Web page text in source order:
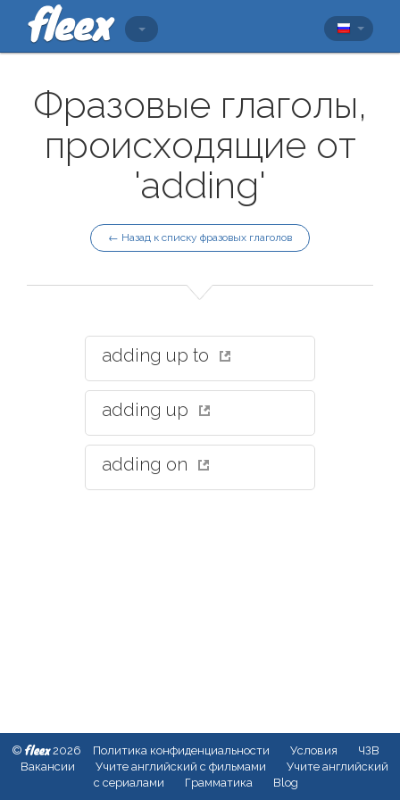
Фразовые глаголы,
происходящие от
'adding'
← Назад к списку фразовых глаголов
adding up to
adding up
adding on
© fleex2026 Политика конфиденциальности Условия
ЧЗВ
Вакансии
Учите английский с фильмами
Учите английский
с сериалами
Грамматика Blog